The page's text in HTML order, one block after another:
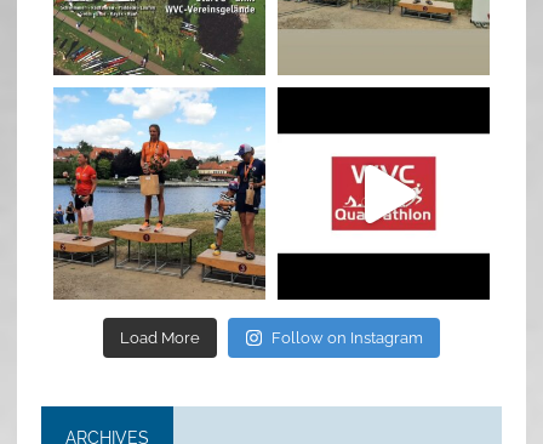
Jan 27
quadrathlon
Jul 6
Load More Follow on Instagram
ARCHIVES